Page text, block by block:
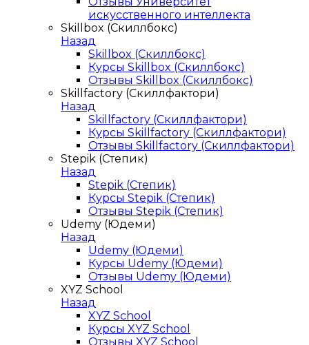
искусственного интеллекта
Skillbox (Скиллбокс)
Назад
Skillbox (Скиллбокс)
Курсы Skillbox (Скиллбокс)
Отзывы Skillbox (Скиллбокс)
Skillfactory (Скиллфактори)
Назад
Skillfactory (Скиллфактори)
Курсы Skillfactory (Скиллфактори)
Отзывы Skillfactory (Скиллфактори)
Stepik (Степик)
Назад
Stepik (Степик)
Курсы Stepik (Степик)
Отзывы Stepik (Степик)
Udemy (Юдеми)
Назад
Udemy (Юдеми)
Курсы Udemy (Юдеми)
Отзывы Udemy (Юдеми)
XYZ School
Назад
XYZ School
Курсы XYZ School
Отзывы XYZ School